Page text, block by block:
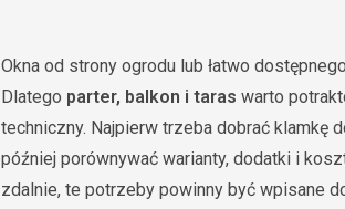
Okna od strony ogrodu lub łatwo
Dlatego parter, balkon i taras warto
techniczny. Najpierw trzeba dobrać klamkę
później porównywać warianty, dodatki i
zdalnie, te potrzeby powinny być wpisane